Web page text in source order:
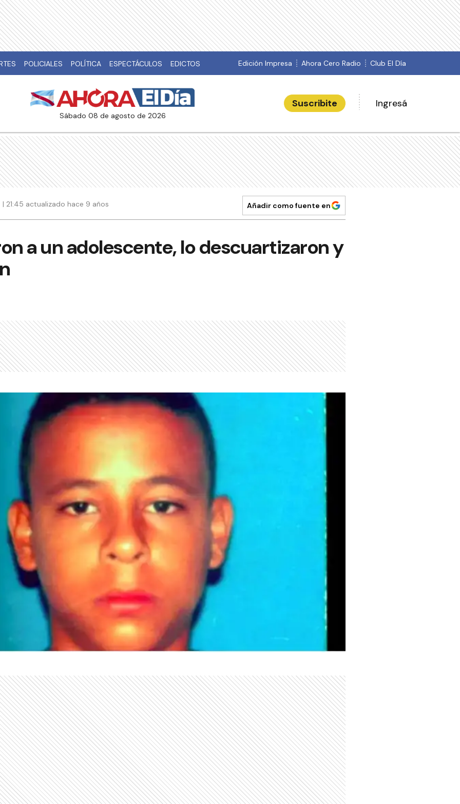
POLICIALES POLÍTICA ESPECTÁCULOS EDICTOS Edición Impresa Ahora Cero Radio Club El Día
sábado 08 de agosto de 2026
Suscribite Ingresá
21:45 actualizado hace 9 años Añadir como fuente en
a un adolescente, lo descuartizaron y